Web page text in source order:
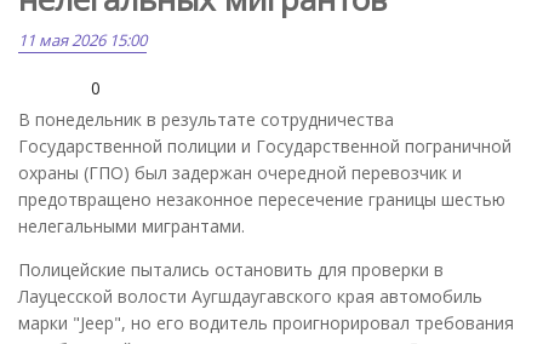
11 мая 2026 15:00
0
В понедельник в результате сотрудничества
Государственной полиции и Государственной пограничной
охраны (ГПО) был задержан очередной перевозчик и
предотвращено незаконное пересечение границы шестью
нелегальными мигрантами.
Полицейские пытались остановить для проверки в
Лауцесской волости Аугшдаугавского края автомобиль
марки "Jeep", но его водитель проигнорировал требования